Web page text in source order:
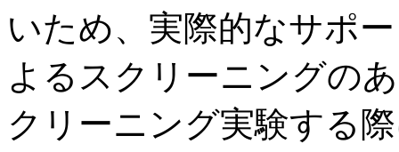
いため、実際的なサポ
よるスクリーニングの
クリーニング実験する